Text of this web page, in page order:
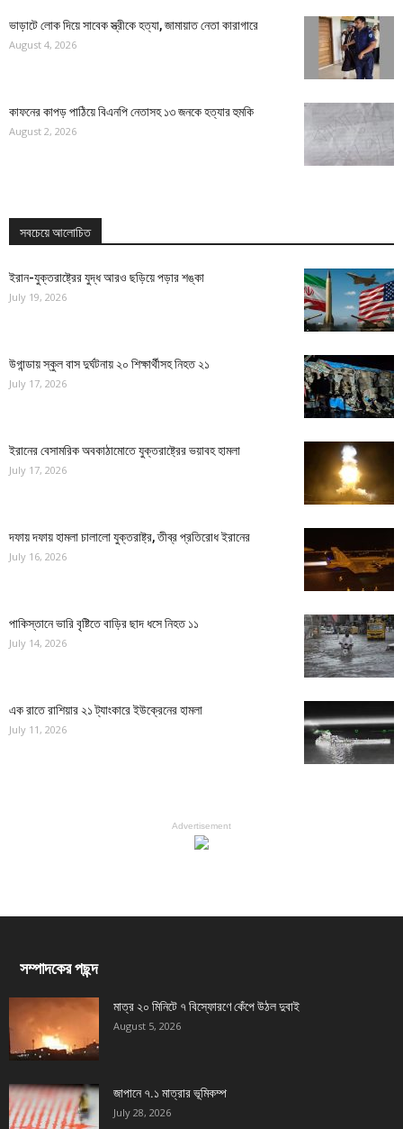
ভাড়াটে লোক দিয়ে সাবেক স্ত্রীকে হত্যা, জামায়াত নেতা কারাগারে
August 4, 2026
কাফনের কাপড় পাঠিয়ে বিএনপি নেতাসহ ১৩ জনকে হত্যার হুমকি
August 2, 2026
সবচেয়ে আলোচিত
ইরান-যুক্তরাষ্ট্রের যুদ্ধ আরও ছড়িয়ে পড়ার শঙ্কা
July 19, 2026
উগান্ডায় স্কুল বাস দুর্ঘটনায় ২০ শিক্ষার্থীসহ নিহত ২১
July 17, 2026
ইরানের বেসামরিক অবকাঠামোতে যুক্তরাষ্ট্রের ভয়াবহ হামলা
July 17, 2026
দফায় দফায় হামলা চালালো যুক্তরাষ্ট্র, তীব্র প্রতিরোধ ইরানের
July 16, 2026
পাকিস্তানে ভারি বৃষ্টিতে বাড়ির ছাদ ধসে নিহত ১১
July 14, 2026
এক রাতে রাশিয়ার ২১ ট্যাংকারে ইউক্রেনের হামলা
July 11, 2026
Advertisement
সম্পাদকের পছন্দ
মাত্র ২০ মিনিটে ৭ বিস্ফোরণে কেঁপে উঠল দুবাই
August 5, 2026
জাপানে ৭.১ মাত্রার ভূমিকম্প
July 28, 2026